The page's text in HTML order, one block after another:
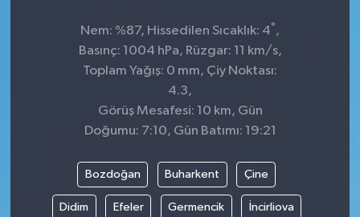
Nem: %87, Hissedilen Sıcaklık: 4° ,
Basınç: 1004 hPa, Rüzgar: 11 km/s,
Toplam Yağış: 0 mm, Çiy Noktası:
4.3,
Görüş Mesafesi: 10 km, Gün
Doğumu: 7:10, Gün Batımı: 19:21
Bozdoğan Buharkent Çine
Didim Efeler Germencik İncirliova